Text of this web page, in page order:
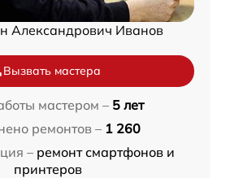
Александрович Иванов
Вызвать мастера
мастером – 5 лет
ремонтов – 1 260
– ремонт смартфонов и
принтеров